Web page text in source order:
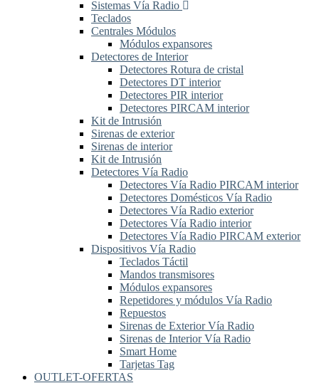
Sistemas Vía Radio
Teclados
Centrales Módulos
Módulos expansores
Detectores de Interior
Detectores Rotura de cristal
Detectores DT interior
Detectores PIR interior
Detectores PIRCAM interior
Kit de Intrusión
Sirenas de exterior
Sirenas de interior
Kit de Intrusión
Detectores Vía Radio
Detectores Vía Radio PIRCAM interior
Detectores Domésticos Vía Radio
Detectores Vía Radio exterior
Detectores Vía Radio interior
Detectores Vía Radio PIRCAM exterior
Dispositivos Vía Radio
Teclados Táctil
Mandos transmisores
Módulos expansores
Repetidores y módulos Vía Radio
Repuestos
Sirenas de Exterior Vía Radio
Sirenas de Interior Vía Radio
Smart Home
Tarjetas Tag
OUTLET-OFERTAS